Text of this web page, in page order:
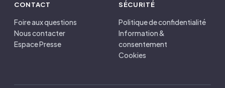
CONTACT
Foire aux questions
Nous contacter
Espace Presse
SÉCURITÉ
Politique de confidentialité
Information &
consentement
Cookies